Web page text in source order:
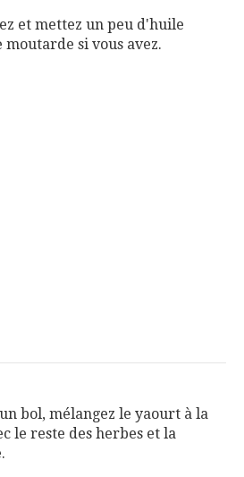
et mettez un peu d'huile
moutarde si vous avez.
bol, mélangez le yaourt à la
le reste des herbes et la